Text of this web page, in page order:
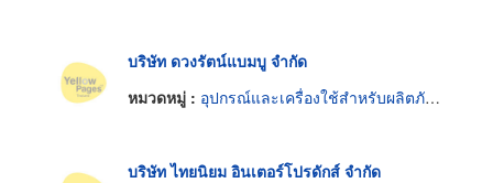
บริษัท ดวงรัตน์แบมบู จำกัด
หมวดหมู่ : อุปกรณ์และเครื่องใช้สำหรับผลิตภัณฑ์อาหาร
บริษัท ไทยนิยม อินเตอร์โปรดักส์ จำกัด